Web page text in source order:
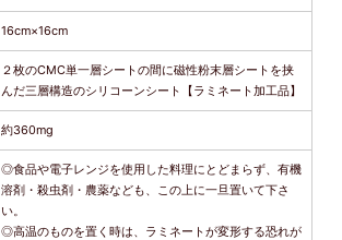
16cm×16cm
２枚のCMC単一層シートの間に磁性粉末層シートを挟
んだ三層構造のシリコーンシート【ラミネート加工品】
約360mg
◎食品や電子レンジを使用した料理にとどまらず、有機
溶剤・殺虫剤・農薬なども、この上に一旦置いて下さ
い。
◎高温のものを置く時は、ラミネートが変形する恐れが